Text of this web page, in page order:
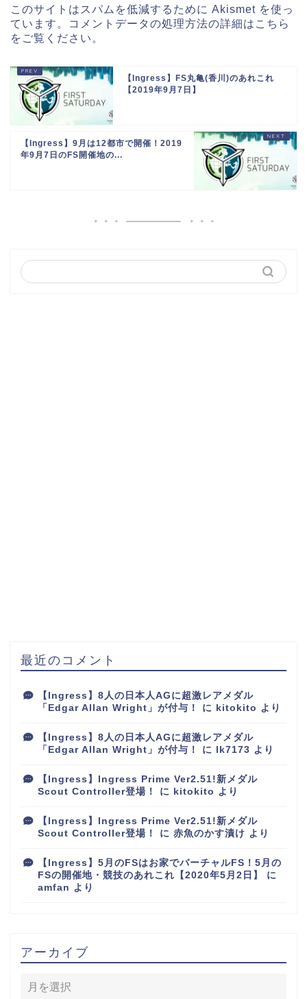
このサイトはスパムを低減するために Akismet を使っ
ています。
コメントデータの処理方法の詳細はこちら
をご覧ください 。
【Ingress】FS丸亀(香川)のあれこれ
【2019年9月7日】
【Ingress】9月は12都市で開催！2019
年9月7日のFS開催地の...
最近のコメント
【Ingress】8人の日本人AGに超激レアメダル
「Edgar Allan Wright」が付与！
に kitokito より
【Ingress】8人の日本人AGに超激レアメダル
「Edgar Allan Wright」が付与！
に lk7173 より
【Ingress】Ingress Prime Ver2.51!新メダル
Scout Controller登場！
に kitokito より
【Ingress】Ingress Prime Ver2.51!新メダル
Scout Controller登場！
に 赤魚のかす漬け より
【Ingress】5月のFSはお家でバーチャルFS！5月の
FSの開催地・競技のあれこれ【2020年5月2日】
に
amfan より
アーカイブ